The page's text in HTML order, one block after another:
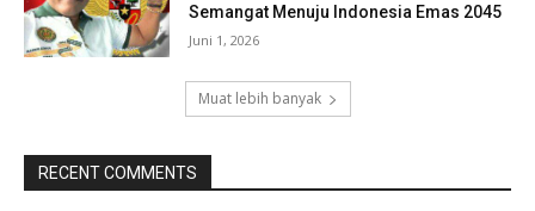
Semangat Menuju Indonesia Emas 2045
Juni 1, 2026
Muat lebih banyak
RECENT COMMENTS